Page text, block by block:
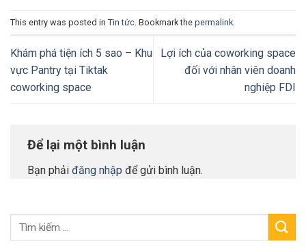
This entry was posted in Tin tức . Bookmark the permalink
Khám phá tiện ích 5 sao – Khu
vực Pantry tại Tiktak
coworking space
Lợi ích của coworking space
đối với nhân viên doanh
nghiệp FDI
Để lại một bình luận
Bạn phải đăng nhập để gửi bình luận.